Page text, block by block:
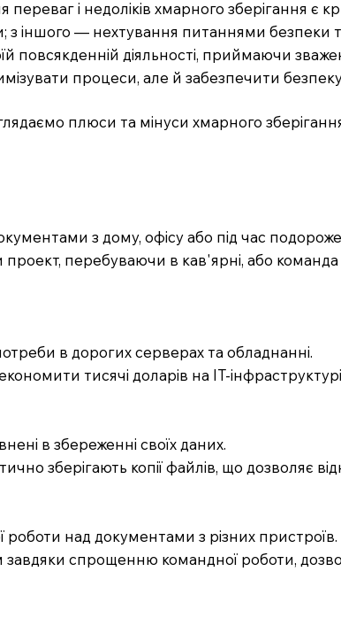
переваг і недоліків хмарного зберігання
іншого — нехтування питаннями безпеки
повсякденній діяльності, приймаючи
процеси, але й забезпечити безпеку
плюси та мінуси хмарного
з дому, офісу або під час
перебуваючи в кав'ярні, або
в дорогих серверах та обладнанні.
тисячі доларів на IT-
в збереженні своїх даних.
зберігають копії файлів, що дозволяє
роботи над документами з різних пристроїв.
завдяки спрощенню командної роботи,